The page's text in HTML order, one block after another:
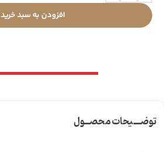
افزودن به سبد خرید
توضـــیحات محصــول